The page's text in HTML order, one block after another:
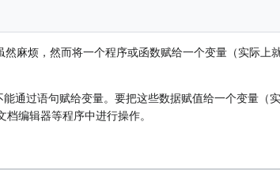
麻烦，然而将一个程序或函数赋给一个变量（实际上
通过语句赋给变量。要把这些数据赋值给一个变量（
编辑器等程序中进行操作。